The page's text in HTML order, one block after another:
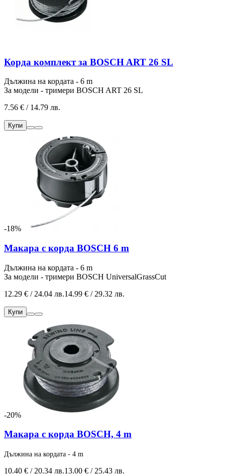
Корда комплект за BOSCH ART 26 SL
Дължина на кордата - 6 m
За модели - тримери BOSCH ART 26 SL
7.56 € / 14.79 лв.
Купи
-18%
Макара с корда BOSCH 6 m
Дължина на кордата - 6 m
За модели - тримери BOSCH UniversalGrassCut
12.29 € / 24.04 лв.14.99 € / 29.32 лв.
Купи
-20%
Макара с корда BOSCH, 4 m
Дължина на кордата - 4 m
10.40 € / 20.34 лв.13.00 € / 25.43 лв.